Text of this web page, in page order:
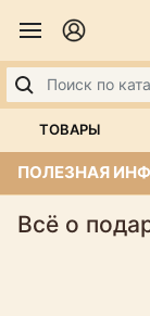
ТОВАРЫ
ПОЛЕЗНАЯ
Всё о